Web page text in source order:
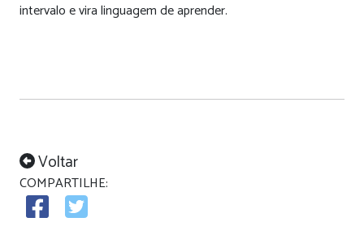
intervalo e vira linguagem de aprender.
Voltar
COMPARTILHE: